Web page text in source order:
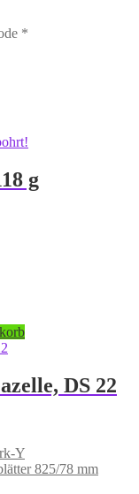
*
g
DS 22
Y
825/78 mm